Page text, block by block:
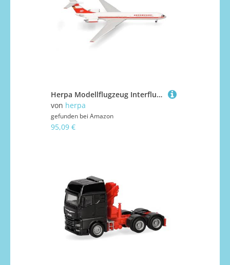
Herpa Modellflugzeug Interflug Ilyushin IL-62M, Miniatur im Maßstab 1:500, Sammlerstück, Modell ohne Standfuß, Metall, Normal
von herpa
gefunden bei Amazon
95,09 €